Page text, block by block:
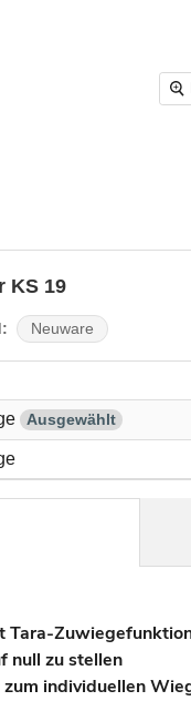
KS 19
Neuware
Ausgewählt
null zu stellen
individuellen